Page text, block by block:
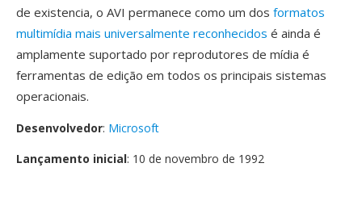
de existencia, o AVI permanece como um dos formatos
multimídia mais universalmente reconhecidos é ainda é
amplamente suportado por reprodutores de mídia é
ferramentas de edição em todos os principais sistemas
operacionais.
Desenvolvedor: Microsoft
Lançamento inicial: 10 de novembro de 1992